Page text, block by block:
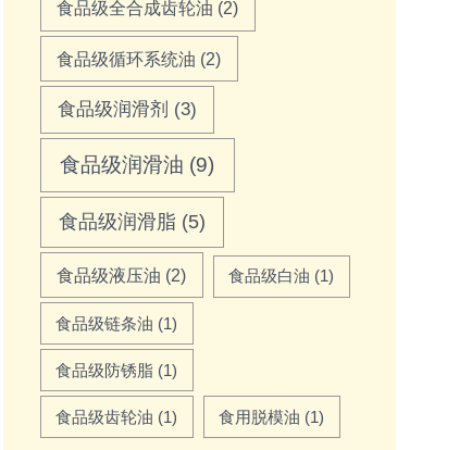
食品级全合成齿轮油 (2)
食品级循环系统油 (2)
食品级润滑剂 (3)
食品级润滑油 (9)
食品级润滑脂 (5)
食品级液压油 (2) 食品级白油 (1)
食品级链条油 (1)
食品级防锈脂 (1)
食品级齿轮油 (1) 食用脱模油 (1)